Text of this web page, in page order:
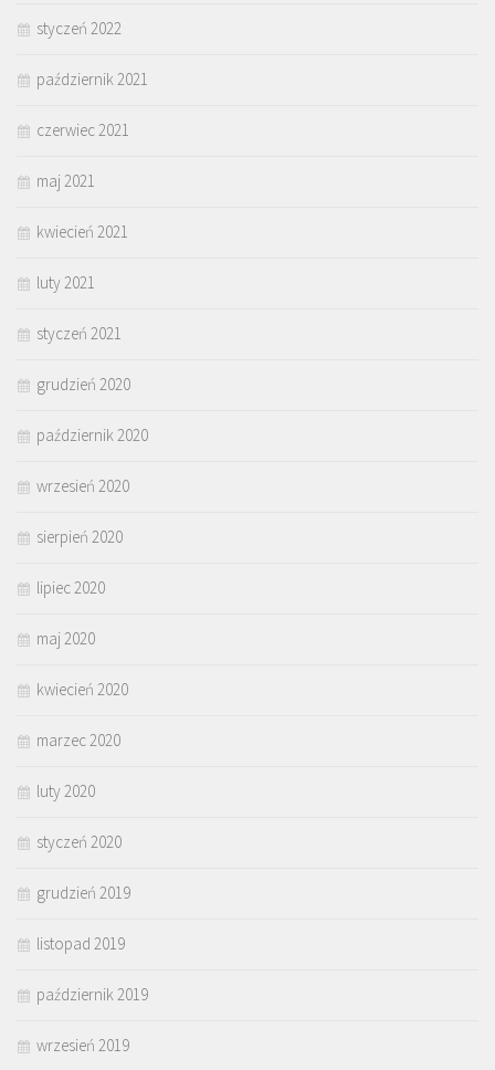
styczeń 2022
październik 2021
czerwiec 2021
maj 2021
kwiecień 2021
luty 2021
styczeń 2021
grudzień 2020
październik 2020
wrzesień 2020
sierpień 2020
lipiec 2020
maj 2020
kwiecień 2020
marzec 2020
luty 2020
styczeń 2020
grudzień 2019
listopad 2019
październik 2019
wrzesień 2019